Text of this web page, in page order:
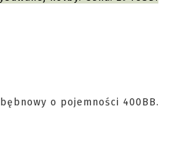
o pojemności 400BB.